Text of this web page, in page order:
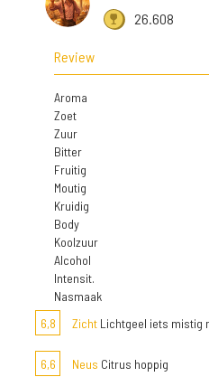
26.608
Review
Aroma
Zoet
Zuur
Bitter
Fruitig
Moutig
Kruidig
Body
Koolzuur
Alcohol
Intensit.
Nasmaak
6,8
Zicht Lichtgeel iets mistig
6,6 Neus Citrus hoppig